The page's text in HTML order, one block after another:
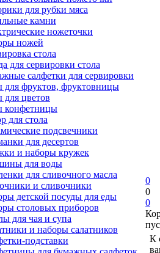
для рубки мяса
камни
ножеточки
ножей
стола
для сервировки стола
салфетки для сервировки
для фруктов, фруктовницы
для цветов
конфетницы
для стола
подсвечники
для десертов
и наборы кружек
для воды
для сливочного масла
и сливочники
детской посуды для еды
столовых приборов
для чая и супа
и наборы салатников
подставки
0
0
0
К